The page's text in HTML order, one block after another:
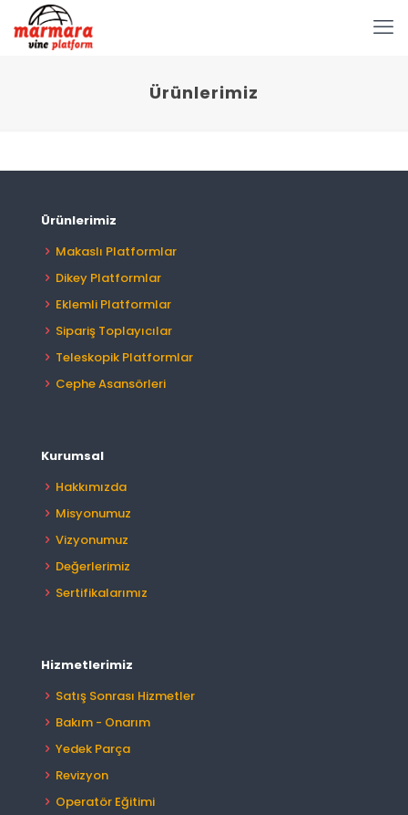
Ürünlerimiz
Ürünlerimiz
Makaslı Platformlar
Dikey Platformlar
Eklemli Platformlar
Sipariş Toplayıcılar
Teleskopik Platformlar
Cephe Asansörleri
Kurumsal
Hakkımızda
Misyonumuz
Vizyonumuz
Değerlerimiz
Sertifikalarımız
Hizmetlerimiz
Satış Sonrası Hizmetler
Bakım - Onarım
Yedek Parça
Revizyon
Operatör Eğitimi